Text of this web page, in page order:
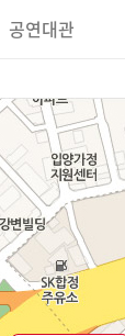
공연대관